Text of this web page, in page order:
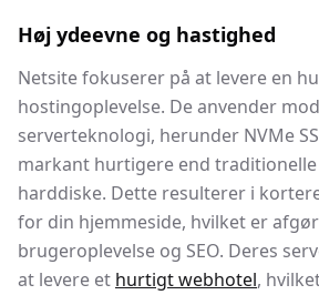
Høj ydeevne og hastighed
Netsite fokuserer på at levere en
hostingoplevelse. De anvender
serverteknologi, herunder NVMe
markant hurtigere end traditionelle
harddiske. Dette resulterer i
for din hjemmeside, hvilket er
brugeroplevelse og SEO. Deres
at levere et hurtigt webhotel,